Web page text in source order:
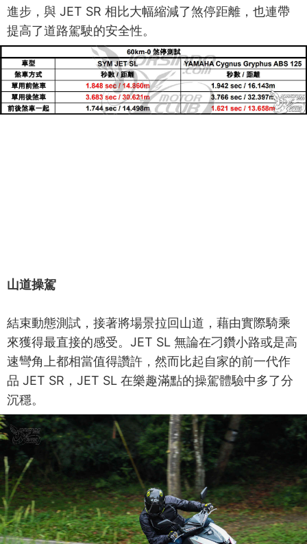
進步，與 JET SR 相比大幅縮減了煞停距離，也連帶
提高了道路駕駛的安全性。
山道操駕
結束動態測試，接著將場景拉回山道，藉由實際騎乘
來獲得最直接的感受。JET SL 無論在刁鑽小路或是高
速彎角上都相當值得讚許，然而比起自家的前一代作
品 JET SR，JET SL 在樂趣滿點的操駕體驗中多了分
沉穩。